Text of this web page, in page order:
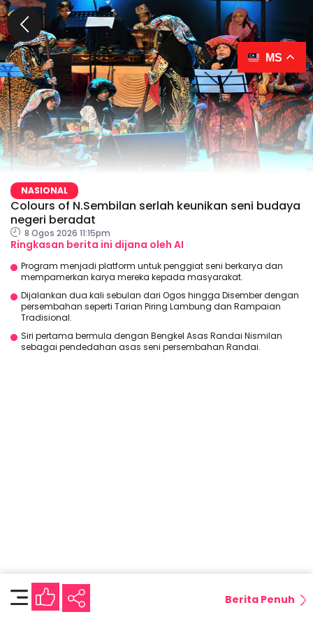
NASIONAL
Colours of N.Sembilan serlah keunikan seni budaya
negeri beradat
8 Ogos 2026 11:15pm
Ringkasan berita ini dijana oleh AI
Program menjadi platform untuk penggiat seni berkarya dan
mempamerkan karya mereka kepada masyarakat.
Dijalankan dua kali sebulan dari Ogos hingga Disember dengan
persembahan seperti Tarian Piring Lambung dan Rampaian
Tradisional.
Siri pertama bermula dengan Bengkel Asas Randai Nismilan
sebagai pendedahan asas seni persembahan Randai.
Berita Penuh
MS